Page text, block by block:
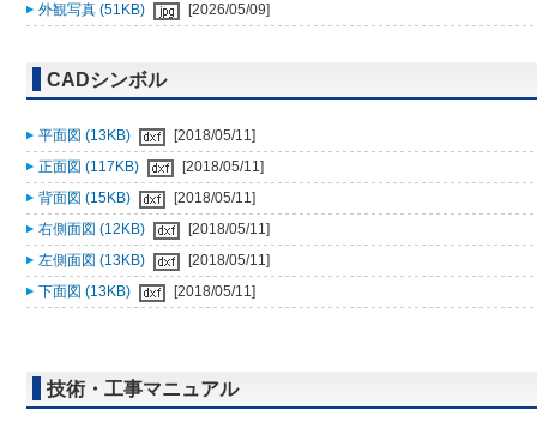
外観写真 (51KB) [2026/05/09]
CADシンボル
平面図 (13KB)
[2018/05/11]
正面図 (117KB)
[2018/05/11]
背面図 (15KB)
[2018/05/11]
右側面図 (12KB)
[2018/05/11]
左側面図 (13KB)
[2018/05/11]
下面図 (13KB)
[2018/05/11]
技術・工事マニュアル